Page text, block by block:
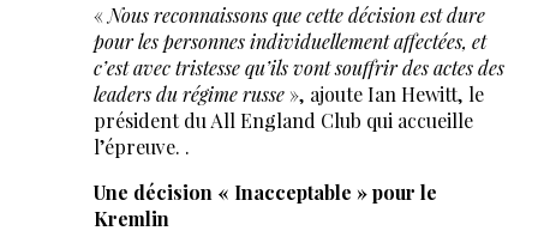
«Nous reconnaissons que cette décision est dure
pour les personnes individuellement affectées, et
c’est avec tristesse qu’ils vont souffrir des actes des
leaders du régime russe», ajoute Ian Hewitt, le
président du All England Club qui accueille
l’épreuve. .
Une décision « Inacceptable » pour le
Kremlin